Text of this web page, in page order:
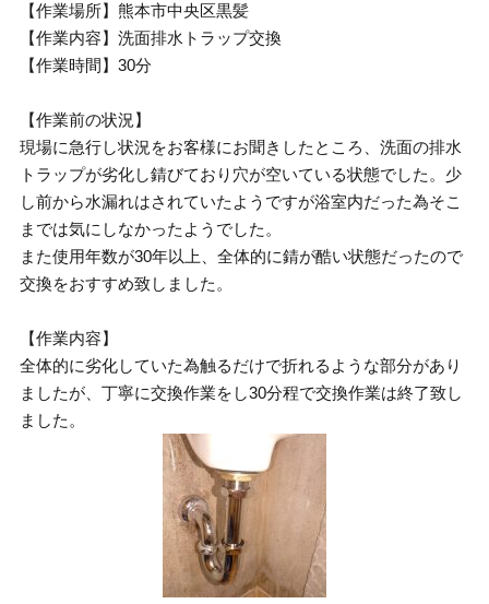
【作業場所】熊本市中央区黒髪
【作業内容】洗面排水トラップ交換
【作業時間】30分
【作業前の状況】
現場に急行し状況をお客様にお聞きしたところ、洗面の排水
トラップが劣化し錆びており穴が空いている状態でした。少
し前から水漏れはされていたようですが浴室内だった為そこ
までは気にしなかったようでした。
また使用年数が30年以上、全体的に錆が酷い状態だったので
交換をおすすめ致しました。
【作業内容】
全体的に劣化していた為触るだけで折れるような部分があり
ましたが、丁寧に交換作業をし30分程で交換作業は終了致し
ました。